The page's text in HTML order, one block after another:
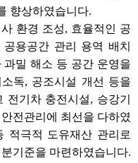
향상하였습니다.
환경 조성, 효율적인 공
용공간 관리 용역 배치
밀 해소 등 공간 운영을
독, 공조시설 개선 등을
기차 충전시설, 승강기
전관리에 최선을 다하였
적극적 도유재산 관리로
기준을 마련하였습니다.